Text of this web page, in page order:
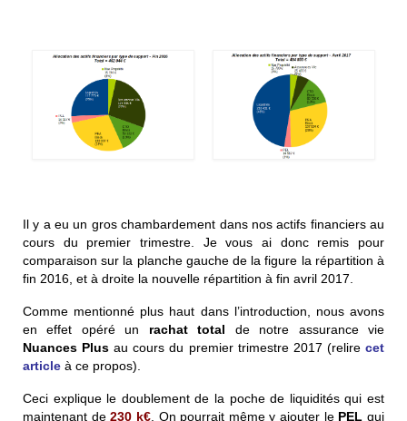
Il y a eu un gros chambardement dans nos actifs financiers au
cours du premier trimestre. Je vous ai donc remis pour
comparaison sur la planche gauche de la figure la répartition à
fin 2016, et à droite la nouvelle répartition à fin avril 2017.
Comme mentionné plus haut dans l’introduction, nous avons
en effet opéré un rachat total de notre assurance vie
Nuances Plus au cours du premier trimestre 2017 (relirecet
article à ce propos).
Ceci explique le doublement de la poche de liquidités qui est
maintenant de230 k€. On pourrait même y ajouter le PEL qui